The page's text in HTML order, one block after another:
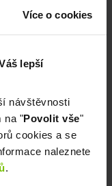
Více o cookies
lepší
návštěvnosti
na "Povolit vše"
cookies a se
naleznete
.